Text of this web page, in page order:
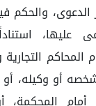
الدعوى، والحكم
عليها،
المحاكم
أو وكيله،
المحكمة،